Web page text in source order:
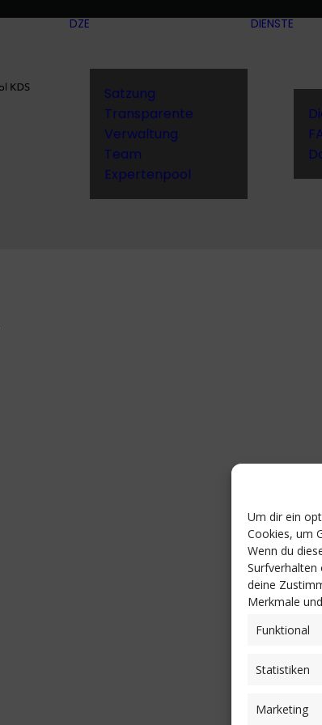
Um dir ein
Cookies, um
Wenn du
Surfverhalten
deine
Merkmale
Funktional
Statistiken
Marketing
DZE
Satzung
Transparente
Verwaltung
Team
Expertenpool
DIENSTE